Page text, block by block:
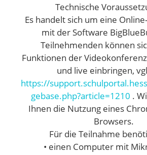
Technische
Es handelt sich um eine
mit der Software
Teilnehmenden können
Funktionen der
und live einbringen,
https://
gebase.php?article=1210 .
Ihnen die Nutzung eines
Browsers.
Für die Teilnahme
• einen Computer mit